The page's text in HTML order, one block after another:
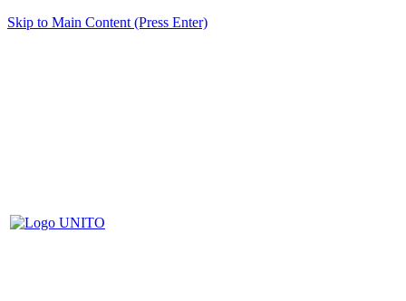
Skip to Main Content (Press Enter)